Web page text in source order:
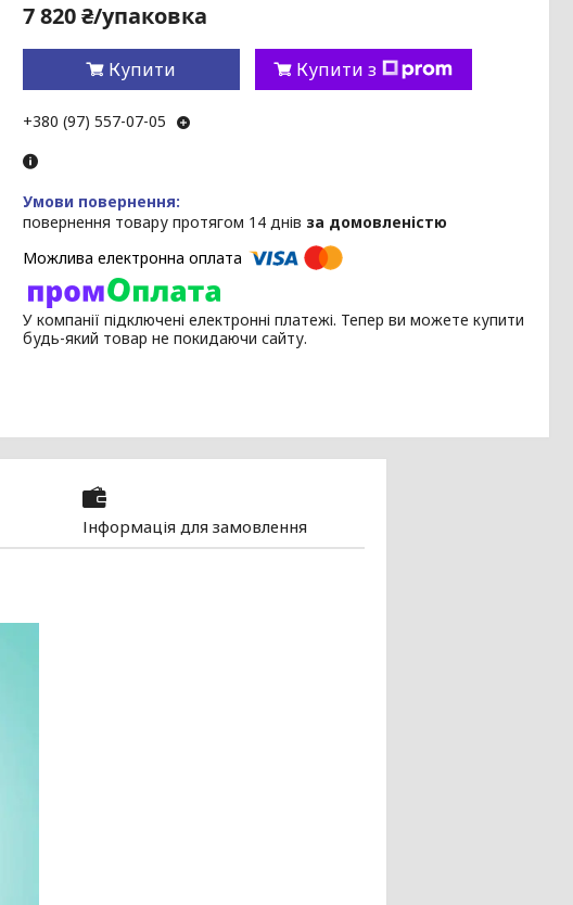
7 820 ₴/упаковка
Купити Купити з
+380 (97) 557-07-05
повернення товару протягом 14 днів за домовленістю
У компанії підключені електронні платежі. Тепер ви можете купити
будь-який товар не покидаючи сайту.
Інформація для замовлення